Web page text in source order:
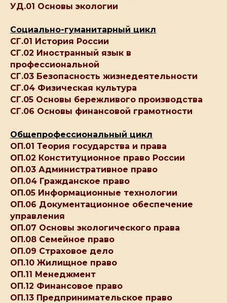
УД.01 Основы экологии
Социально-гуманитарный цикл
СГ.01 История России
СГ.02 Иностранный язык в
профессиональной
СГ.03 Безопасность жизнедеятельности
СГ.04 Физическая культура
СГ.05 Основы бережливого производства
СГ.06 Основы финансовой грамотности
Общепрофессиональный цикл
ОП.01 Теория государства и права
ОП.02 Конституционное право России
ОП.03 Административное право
ОП.04 Гражданское право
ОП.05 Информационные технологии
ОП.06 Документационное обеспечение
управления
ОП.07 Основы экологического права
ОП.08 Семейное право
ОП.09 Страховое дело
ОП.10 Жилищное право
ОП.11 Менеджмент
ОП.12 Финансовое право
ОП.13 Предпринимательское право